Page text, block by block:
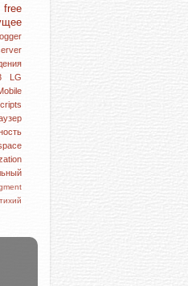
free
LG
тихий